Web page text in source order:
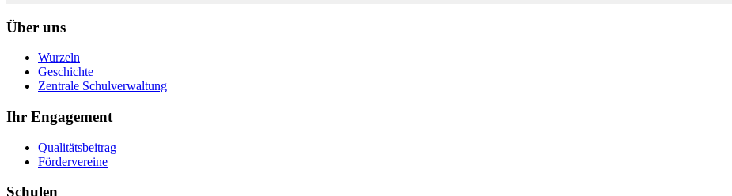
Über uns
Wurzeln
Geschichte
Zentrale Schulverwaltung
Ihr Engagement
Qualitätsbeitrag
Fördervereine
Schulen